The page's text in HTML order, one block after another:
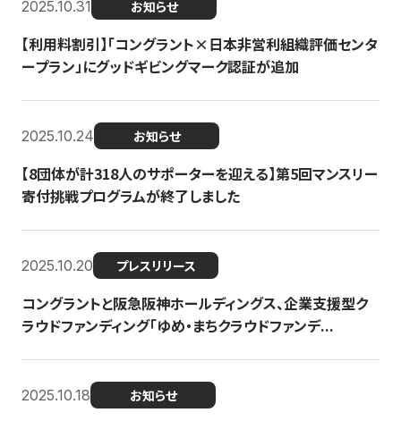
2025.10.31 お知らせ
【利用料割引】「コングラント×日本非営利組織評価センタ
ープラン」にグッドギビングマーク認証が追加
2025.10.24 お知らせ
【8団体が計318人のサポーターを迎える】​​第5回マンスリー
寄付挑戦プログラムが終了しました
2025.10.20 プレスリリース
コングラントと阪急阪神ホールディングス、企業支援型ク
ラウドファンディング「ゆめ・まちクラウドファンデ...
2025.10.18 お知らせ